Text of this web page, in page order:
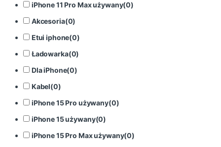
iPhone 11 Pro Max używany(0)
Akcesoria(0)
Etui iphone(0)
Ładowarka(0)
Dla iPhone(0)
Kabel(0)
iPhone 15 Pro używany(0)
iPhone 15 używany(0)
iPhone 15 Pro Max używany(0)